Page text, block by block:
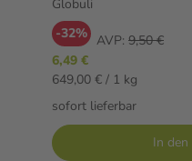
Globuli
-32% AVP: 9,50 €
6,49 €
649,00 € / 1 kg
sofort lieferbar
In